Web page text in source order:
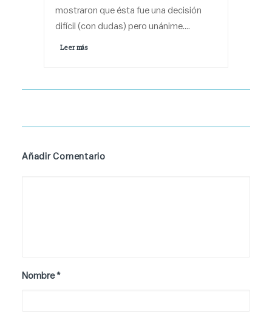
mostraron que ésta fue una decisión
difícil (con dudas) pero unánime.…
Leer más
Añadir Comentario
Nombre*